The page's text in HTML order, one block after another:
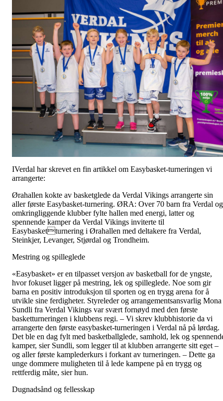
IVerdal har skrevet en fin artikkel om Easybasket-turneringen vi
arrangerte:
Ørahallen kokte av basketglede da Verdal Vikings arrangerte sin
aller første Easybasket-turnering. ØRA: Over 70 barn fra Verdal og
omkringliggende klubber fylte hallen med energi, latter og
spennende kamper da Verdal Vikings inviterte til
Easybasketturnering i Ørahallen med deltakere fra Verdal,
Steinkjer, Levanger, Stjørdal og Trondheim.
Mestring og spilleglede
«Easybasket» er en tilpasset versjon av basketball for de yngste,
hvor fokuset ligger på mestring, lek og spilleglede. Noe som gir
barna en positiv introduksjon til sporten og en trygg arena for å
utvikle sine ferdigheter. Styreleder og arrangementsansvarlig Mona
Sundli fra Verdal Vikings var svært fornøyd med den første
basketturneringen i klubbens regi. – Vi skrev klubbhistorie da vi
arrangerte den første easybasket-turneringen i Verdal nå på lørdag.
Det ble en dag fylt med basketballglede, samhold, lek og
kamper, sier Sundli, som legger til at klubben arrangerte sitt eget –
og aller første kamplederkurs i forkant av turneringen. – Dette ga
unge dommere muligheten til å lede kampene på en trygg og
rettferdig måte, sier hun.
Dugnadsånd og fellesskap